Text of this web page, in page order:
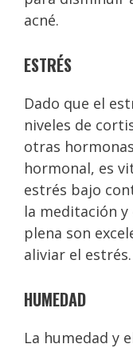
acné.
ESTRÉS
Dado que el
niveles de
otras
hormonal, es
estrés bajo
la meditación
plena son
aliviar el estrés.
HUMEDAD
La humedad y